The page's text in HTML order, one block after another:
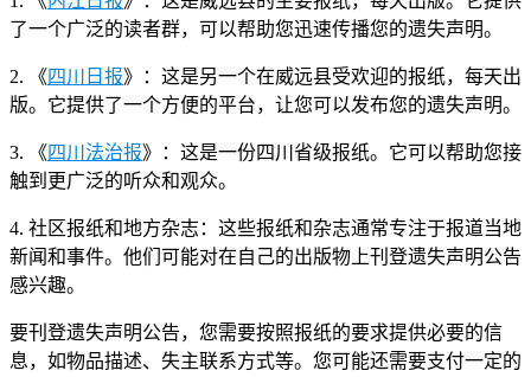
了一个广泛的读者群，可以帮助您迅速传播您的遗失声明。
2. 《四川日报》：这是另一个在威远县受欢迎的报纸，每天出
版。它提供了一个方便的平台，让您可以发布您的遗失声明。
3. 《四川法治报》：这是一份四川省级报纸。它可以帮助您接
触到更广泛的听众和观众。
4. 社区报纸和地方杂志：这些报纸和杂志通常专注于报道当地
新闻和事件。他们可能对在自己的出版物上刊登遗失声明公告
感兴趣。
要刊登遗失声明公告，您需要按照报纸的要求提供必要的信
息，如物品描述、失主联系方式等。您可能还需要支付一定的